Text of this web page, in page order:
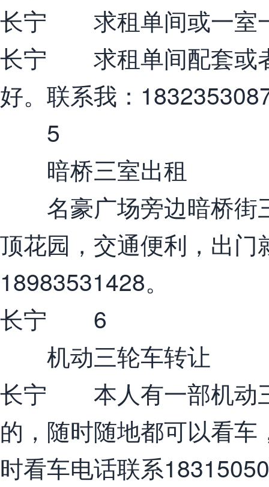
长宁 求租单间或一室
长宁 求租单间配套或
好。联系我：
5
暗桥三室出租
名豪广场旁边暗桥街
顶花园，交通便利，出
18983531428。
长宁 6
机动三轮车转让
长宁 本人有一部机动
的，随时随地都可以看
时看车电话联系